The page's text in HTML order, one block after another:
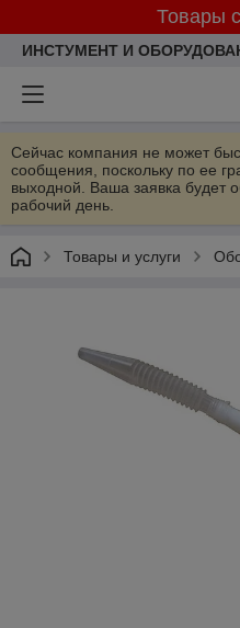
Товары
ИНСТУМЕНТ И
Сейчас компания не может
сообщения, поскольку по ее
выходной. Ваша заявка будет
рабочий день.
Товары и услуги